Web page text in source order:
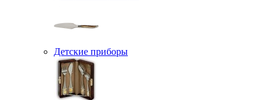
Детские приборы